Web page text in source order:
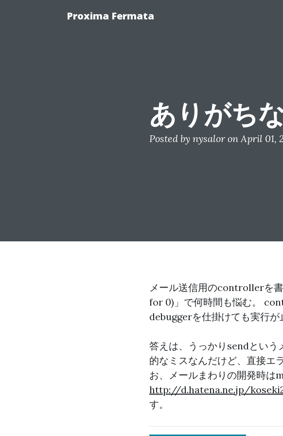
Proxima Fermata
ありがち
Posted by nysalor on April 01,
メール送信用のcontrollerを
for 0)」で何時間も悩む。
debuggerを仕掛けても実行が
答えは、うっかりsendとい
的なミスなんだけど、直接エ
お、メールまわりの開発時は
http://d.hatena.ne.jp/
す。